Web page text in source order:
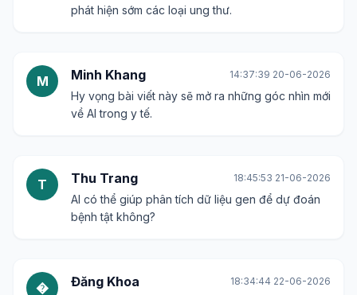
phát hiện sớm các loại ung thư.
M Minh Khang 14:37:39 20-06-2026
Hy vọng bài viết này sẽ mở ra những góc nhìn mới
về AI trong y tế.
T Thu Trang 18:45:53 21-06-2026
AI có thể giúp phân tích dữ liệu gen để dự đoán
bệnh tật không?
� Đăng Khoa 18:34:44 22-06-2026